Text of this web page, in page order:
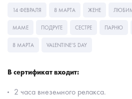
14 ФЕВРАЛЯ 8 МАРТА ЖЕНЕ
МАМЕ ПОДРУГЕ СЕСТРЕ ПАРНЮ
8 МАРТА VALENTINE’S DAY
В сертификат входит:
2 часа внеземного релакса.